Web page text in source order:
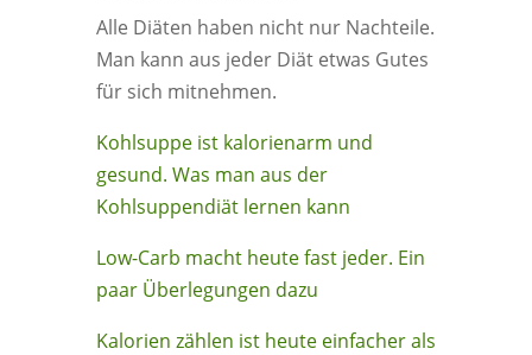
Alle Diäten haben nicht nur Nachteile.
Man kann aus jeder Diät etwas Gutes
für sich mitnehmen.
Kohlsuppe ist kalorienarm und
gesund. Was man aus der
Kohlsuppendiät lernen kann
Low-Carb macht heute fast jeder. Ein
paar Überlegungen dazu
Kalorien zählen ist heute einfacher als